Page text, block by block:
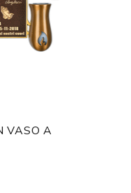
VASO A